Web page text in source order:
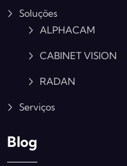
Soluções
ALPHACAM
CABINET VISION
RADAN
Serviços
Blog